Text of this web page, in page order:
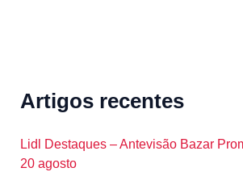
Artigos recentes
Lidl Destaques – Antevisão Bazar
20 agosto